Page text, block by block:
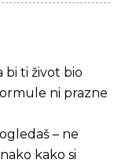
bi ti život bio
ni prazne
– ne
kako si